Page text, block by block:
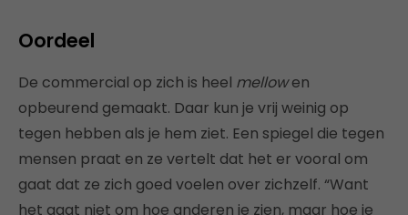
Oordeel
De commercial op zich is heel mellowen
opbeurend gemaakt. Daar kun je vrij weinig op
tegen hebben als je hem ziet. Een spiegel die tegen
mensen praat en ze vertelt dat het er vooral om
gaat dat ze zich goed voelen over zichzelf. “Want
het gaat niet om hoe anderen je zien, maar hoe je